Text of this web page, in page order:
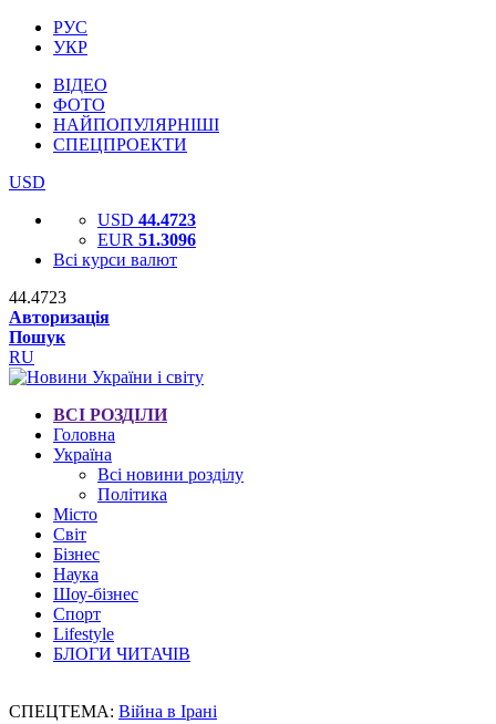
РУС
УКР
ВІДЕО
ФОТО
НАЙПОПУЛЯРНІШІ
СПЕЦПРОЕКТИ
USD
USD 44.4723
EUR 51.3096
Всі курси валют
44.4723
Авторизація
Пошук
RU
ВСІ РОЗДІЛИ
Головна
Україна
Всі новини розділу
Політика
Місто
Світ
Бізнес
Наука
Шоу-бізнес
Спорт
Lifestyle
БЛОГИ ЧИТАЧІВ
СПЕЦТЕМА: Війна в Ірані